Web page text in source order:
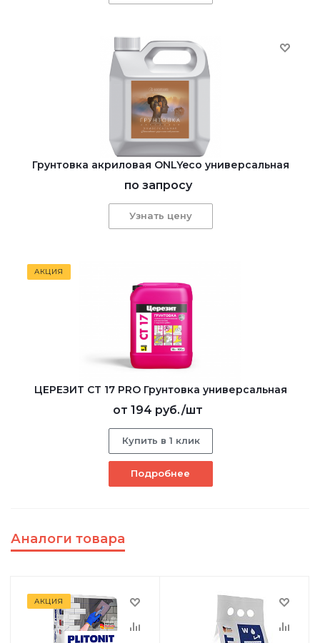
Грунтовка акриловая ONLYeco универсальная
по запросу
Узнать цену
АКЦИЯ
ЦЕРЕЗИТ CT 17 PRO Грунтовка универсальная
от 194 руб./шт
Купить в 1 клик
Подробнее
Аналоги товара
АКЦИЯ